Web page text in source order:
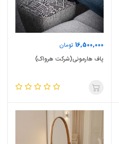
16,500,000 تومان
پاف هارمونی(شرکت هرواک)